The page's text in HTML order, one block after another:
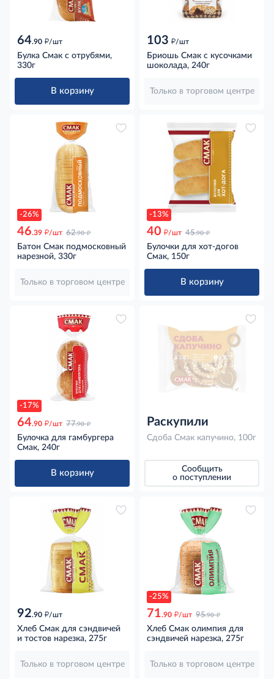
64.90 д/шт
Булка Смак с отрубями,
330г
В корзину
103 д/шт
Бриошь Смак с кусочками
шоколада, 240г
Только в торговом центре
-26%
46.39 д/шт 62.90 д
Батон Смак подмосковный
нарезной, 330г
Только в торговом центре
-13%
40 д/шт 45.90 д
Булочки для хот-догов
Смак, 150г
В корзину
-17%
64.90 д/шт 77.90 д
Булочка для гамбургера
Смак, 240г
В корзину
Раскупили
Сдоба Смак капучино, 100г
Сообщить
о поступлении
92.90 д/шт
Хлеб Смак для сэндвичей
и тостов нарезка, 275г
Только в торговом центре
-25%
71.90 д/шт 95.90 д
Хлеб Смак олимпия для
сэндвичей нарезка, 275г
Только в торговом центре